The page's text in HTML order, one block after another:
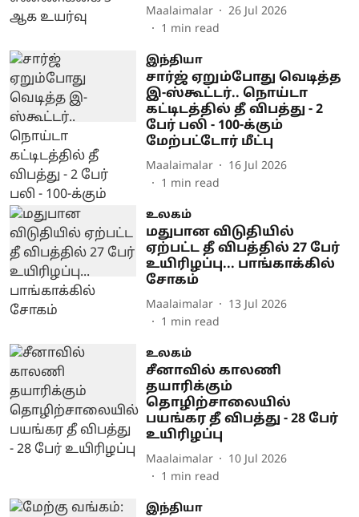
Maalaimalar
26 Jul 2026
1 min read
இந்தியா
சார்ஜ் ஏறும்போது வெடித்த
இ-ஸ்கூட்டர்.. நொய்டா
கட்டிடத்தில் தீ விபத்து - 2
பேர் பலி - 100-க்கும்
மேற்பட்டோர் மீட்பு
Maalaimalar
16 Jul 2026
1 min read
உலகம்
மதுபான விடுதியில்
ஏற்பட்ட தீ விபத்தில் 27 பேர்
உயிரிழப்பு... பாங்காக்கில்
சோகம்
Maalaimalar
13 Jul 2026
1 min read
உலகம்
சீனாவில் காலணி
தயாரிக்கும்
தொழிற்சாலையில்
பயங்கர தீ விபத்து - 28 பேர்
உயிரிழப்பு
Maalaimalar
10 Jul 2026
1 min read
இந்தியா